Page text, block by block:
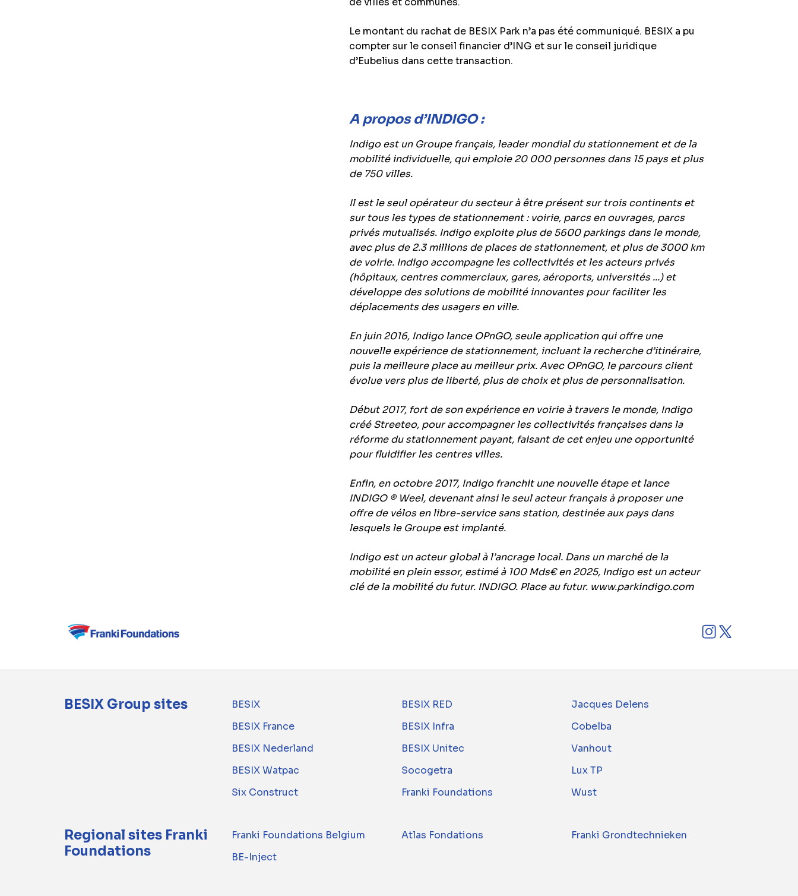
Le montant du rachat de BESIX Park n’a pas été communiqué. BESIX a pu
compter sur le conseil financier d’ING et sur le conseil juridique
d’Eubelius dans cette transaction.
A propos d’INDIGO :
Indigo est un Groupe français, leader mondial du stationnement et de la
mobilité individuelle, qui emploie 20 000 personnes dans 15 pays et plus
de 750 villes.
Il est le seul opérateur du secteur à être présent sur trois continents et
sur tous les types de stationnement : voirie, parcs en ouvrages, parcs
privés mutualisés. Indigo exploite plus de 5600 parkings dans le monde,
avec plus de 2.3 millions de places de stationnement, et plus de 3000 km
de voirie. Indigo accompagne les collectivités et les acteurs privés
(hôpitaux, centres commerciaux, gares, aéroports, universités ...) et
développe des solutions de mobilité innovantes pour faciliter les
déplacements des usagers en ville.
En juin 2016, Indigo lance OPnGO, seule application qui offre une
nouvelle expérience de stationnement, incluant la recherche d’itinéraire,
puis la meilleure place au meilleur prix. Avec OPnGO, le parcours client
évolue vers plus de liberté, plus de choix et plus de personnalisation.
Début 2017, fort de son expérience en voirie à travers le monde, Indigo
créé Streeteo, pour accompagner les collectivités françaises dans la
réforme du stationnement payant, faisant de cet enjeu une opportunité
pour fluidifier les centres villes.
Enfin, en octobre 2017, Indigo franchit une nouvelle étape et lance
INDIGO ® Weel, devenant ainsi le seul acteur français à proposer une
offre de vélos en libre-service sans station, destinée aux pays dans
lesquels le Groupe est implanté.
Indigo est un acteur global à l’ancrage local. Dans un marché de la
mobilité en plein essor, estimé à 100 Mds€ en 2025, Indigo est un acteur
clé de la mobilité du futur. INDIGO. Place au futur. www.parkindigo.com
BESIX Group sites BESIX BESIX RED
Jacques Delens
BESIX France
BESIX Infra
Cobelba
BESIX Nederland
BESIX Unitec
Vanhout
BESIX Watpac
Socogetra
Lux TP
Six Construct
Franki Foundations Wust
Regional sites Franki
Foundations
Franki Foundations Belgium Atlas Fondations
Franki Grondtechnieken
BE-Inject